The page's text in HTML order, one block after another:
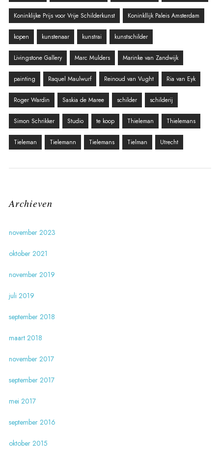
Koninklijke Prijs voor Vrije Schilderkunst Koninkllijk Paleis Amsterdam
kopen kunstenaar kunstrai kunstschilder
Livingstone Gallery Marc Mulders Marinke van Zandwijk
painting Raquel Maulwurf Reinoud van Vught Ria van Eyk
Roger Wardin Saskia de Maree schilder schilderij
Simon Schrikker Studio te koop Thieleman Thielemans
Tieleman Tielemann Tielemans Tielman Utrecht
Archieven
november 2023
oktober 2021
november 2019
juli 2019
september 2018
maart 2018
november 2017
september 2017
mei 2017
september 2016
oktober 2015